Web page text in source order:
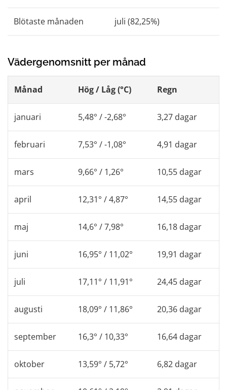
Blötaste månaden juli (82,25%)
Vädergenomsnitt per månad
Månad Hög / Låg (°C) Regn
januari 5,48° / -2,68° 3,27 dagar
februari 7,53° / -1,08° 4,91 dagar
mars 9,66° / 1,26° 10,55 dagar
april 12,31° / 4,87° 14,55 dagar
maj 14,6° / 7,98° 16,18 dagar
juni 16,95° / 11,02° 19,91 dagar
juli 17,11° / 11,91° 24,45 dagar
augusti 18,09° / 11,86° 20,36 dagar
september 16,3° / 10,33° 16,64 dagar
oktober 13,59° / 5,72° 6,82 dagar